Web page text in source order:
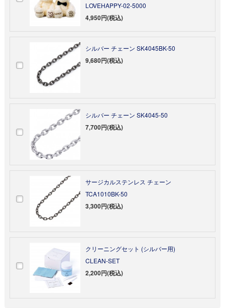
LOVEHAPPY-02-5000
4,950円(税込)
シルバー チェーン SK4045BK-50
9,680円(税込)
シルバー チェーン SK4045-50
7,700円(税込)
サージカルステンレス チェーン
TCA1010BK-50
3,300円(税込)
クリーニングセット (シルバー用)
CLEAN-SET
2,200円(税込)